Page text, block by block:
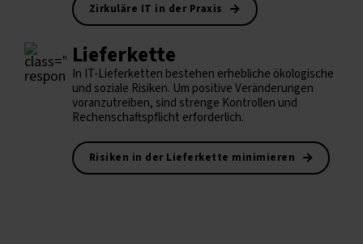
Zirkuläre IT in der Praxis
Lieferkette
In IT-Lieferketten bestehen erhebliche ökologische
und soziale Risiken. Um positive Veränderungen
voranzutreiben, sind strenge Kontrollen und
Rechenschaftspflicht erforderlich.
Risiken in der Lieferkette minimieren